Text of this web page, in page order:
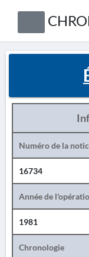
Numéro de la
16734
Année de
1981
Chronologie